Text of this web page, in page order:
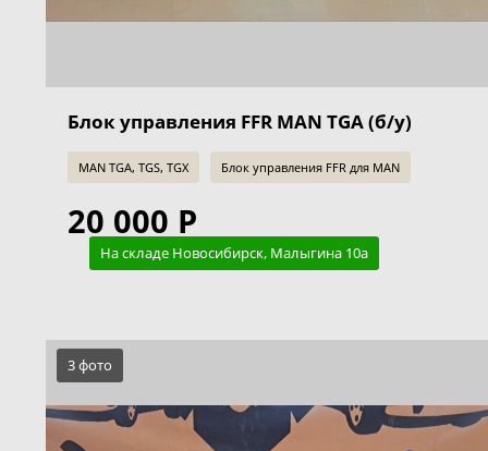
Блок управления FFR MAN TGA (б/у)
MAN TGA, TGS, TGX Блок управления FFR для MAN
20 000 Р
На складе Новосибирск, Малыгина 10а
3 фото